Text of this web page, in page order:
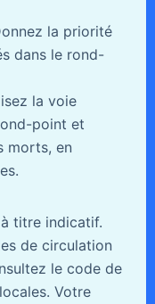
la priorité
dans le rond-
la voie
point et
morts, en
titre indicatif.
de circulation
le code de
Votre